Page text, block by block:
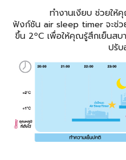
ทำงานเงียบ ช่วยใ
ฟังก์ชัน air sleep timer จะช่
ขึ้น 2ºC เพื่อให้คุณรู้สึกเย็นสบ
ปรั